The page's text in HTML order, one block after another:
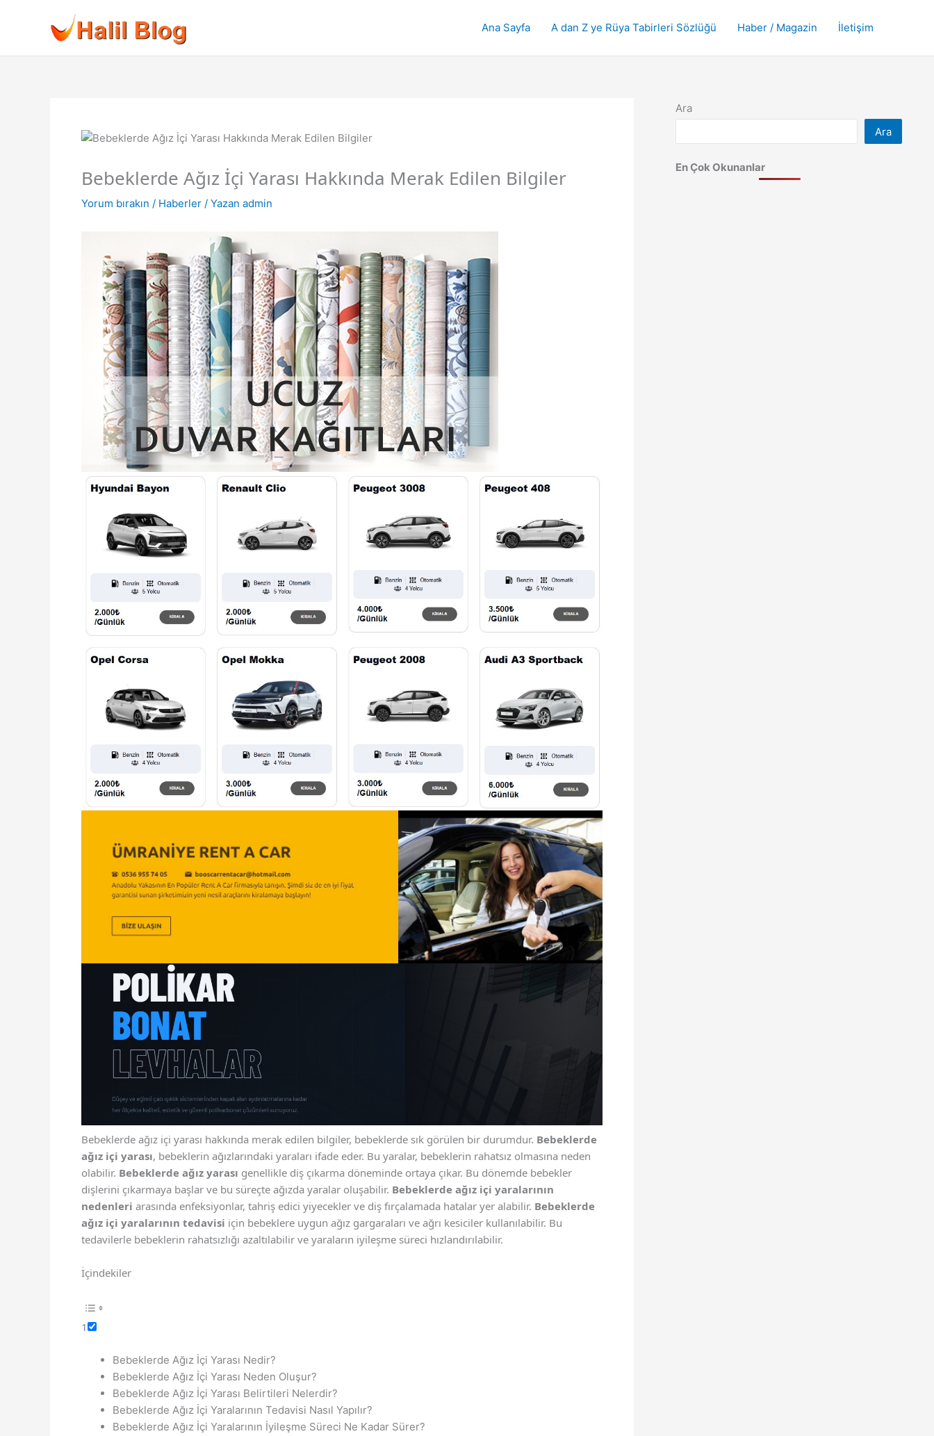
Ana Sayfa A dan Z ye Rüya Tabirleri Sözlüğü Haber / Magazin İletişim
Bebeklerde Ağız İçi Yarası Hakkında Merak Edilen Bilgiler
Yorum bırakın / Haberler / Yazan admin
Bebeklerde ağız içi yarası hakkında merak edilen bilgiler, bebeklerde sık görülen bir durumdur. Bebeklerde
ağız içi yarası, bebeklerin ağızlarındaki yaraları ifade eder. Bu yaralar, bebeklerin rahatsız olmasına neden
olabilir. Bebeklerde ağız yarası genellikle diş çıkarma döneminde ortaya çıkar. Bu dönemde bebekler
dişlerini çıkarmaya başlar ve bu süreçte ağızda yaralar oluşabilir. Bebeklerde ağız içi yaralarının
nedenleri arasında enfeksiyonlar, tahriş edici yiyecekler ve diş fırçalamada hatalar yer alabilir. Bebeklerde
ağız içi yaralarının tedavisi için bebeklere uygun ağız gargaraları ve ağrı kesiciler kullanılabilir. Bu
tedavilerle bebeklerin rahatsızlığı azaltılabilir ve yaraların iyileşme süreci hızlandırılabilir.
İçindekiler
1
Bebeklerde Ağız İçi Yarası Nedir?
Bebeklerde Ağız İçi Yarası Neden Oluşur?
Bebeklerde Ağız İçi Yarası Belirtileri Nelerdir?
Bebeklerde Ağız İçi Yaralarının Tedavisi Nasıl Yapılır?
Bebeklerde Ağız İçi Yaralarının İyileşme Süreci Ne Kadar Sürer?
Ara
Ara
En Çok Okunanlar